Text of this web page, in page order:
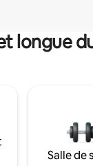
longue
Salle de